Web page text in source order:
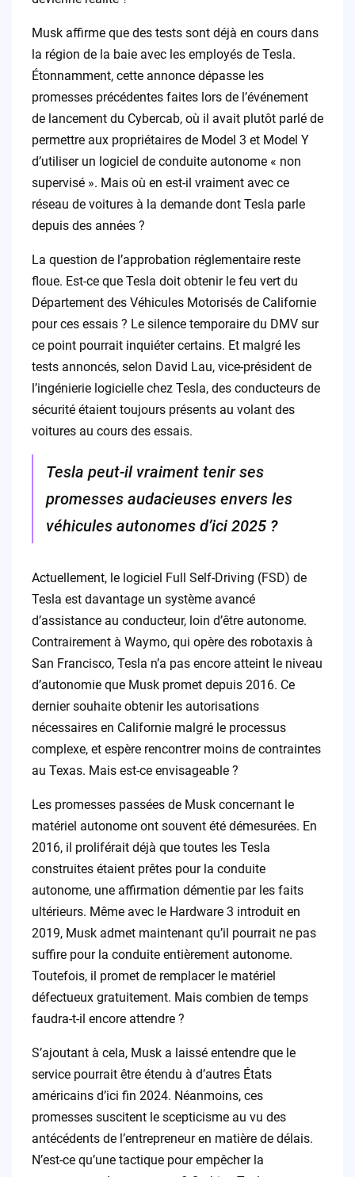
Musk affirme que des tests sont déjà en cours dans
la région de la baie avec les employés de Tesla.
Étonnamment, cette annonce dépasse les
promesses précédentes faites lors de l’événement
de lancement du Cybercab, où il avait plutôt parlé de
permettre aux propriétaires de Model 3 et Model Y
d’utiliser un logiciel de conduite autonome « non
supervisé ». Mais où en est-il vraiment avec ce
réseau de voitures à la demande dont Tesla parle
depuis des années ?
La question de l’approbation réglementaire reste
floue. Est-ce que Tesla doit obtenir le feu vert du
Département des Véhicules Motorisés de Californie
pour ces essais ? Le silence temporaire du DMV sur
ce point pourrait inquiéter certains. Et malgré les
tests annoncés, selon David Lau, vice-président de
l’ingénierie logicielle chez Tesla, des conducteurs de
sécurité étaient toujours présents au volant des
voitures au cours des essais.
Tesla peut-il vraiment tenir ses
promesses audacieuses envers les
véhicules autonomes d’ici 2025 ?
Actuellement, le logiciel Full Self-Driving (FSD) de
Tesla est davantage un système avancé
d’assistance au conducteur, loin d’être autonome.
Contrairement à Waymo, qui opère des robotaxis à
San Francisco, Tesla n’a pas encore atteint le niveau
d’autonomie que Musk promet depuis 2016. Ce
dernier souhaite obtenir les autorisations
nécessaires en Californie malgré le processus
complexe, et espère rencontrer moins de contraintes
au Texas. Mais est-ce envisageable ?
Les promesses passées de Musk concernant le
matériel autonome ont souvent été démesurées. En
2016, il proliférait déjà que toutes les Tesla
construites étaient prêtes pour la conduite
autonome, une affirmation démentie par les faits
ultérieurs. Même avec le Hardware 3 introduit en
2019, Musk admet maintenant qu’il pourrait ne pas
suffire pour la conduite entièrement autonome.
Toutefois, il promet de remplacer le matériel
défectueux gratuitement. Mais combien de temps
faudra-t-il encore attendre ?
S’ajoutant à cela, Musk a laissé entendre que le
service pourrait être étendu à d’autres États
américains d’ici fin 2024. Néanmoins, ces
promesses suscitent le scepticisme au vu des
antécédents de l’entrepreneur en matière de délais.
N’est-ce qu’une tactique pour empêcher la